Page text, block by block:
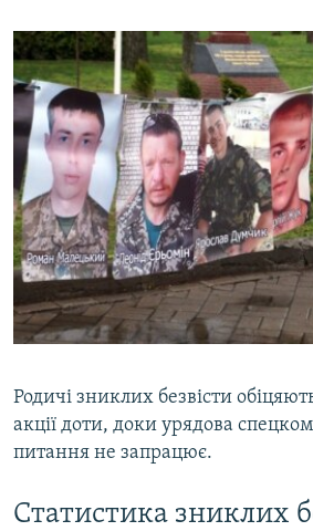
Родичі зниклих безвісти
акції доти, доки урядова
питання не запрацює.
Статистика зниклих